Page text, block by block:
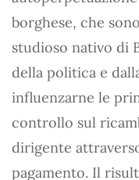
borghese, che
studioso nativo di
della politica e
influenzarne le
controllo sul
dirigente
pagamento. Il